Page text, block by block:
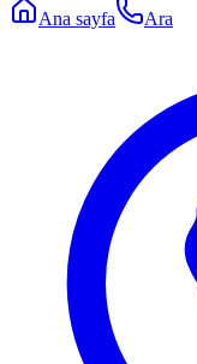
Ana sayfa
Ara